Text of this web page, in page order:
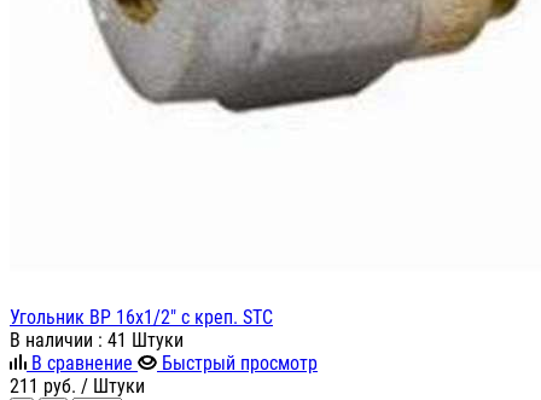
Угольник ВР 16х1/2" с креп. STC
В наличии : 41 Штуки
В сравнение
Быстрый просмотр
211 руб. / Штуки